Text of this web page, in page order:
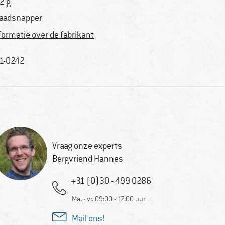
over de fabrikant
0242
Vraag onze experts
Bergvriend Hannes
+31 (0)30 - 499 0286
Ma. - vr. 09:00 - 17:00 uur
Mail ons!